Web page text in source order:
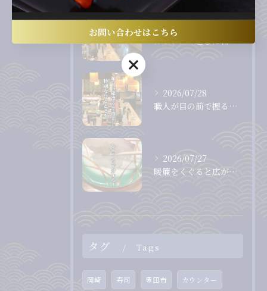
2026/07/31
カウンター越しに職人から直接受け取る、出来たて、握りたてのお...
2026/07/28
職人が目の前で握る、息をのむほど美しいまぐろ。
2026/07/27
暖簾をくぐると広がる、落ち着いた和の空間。
タグ Tags
岡崎 寿司 豊田市 カウンター
お問い合わせはこちら
お問い合わせはこちら